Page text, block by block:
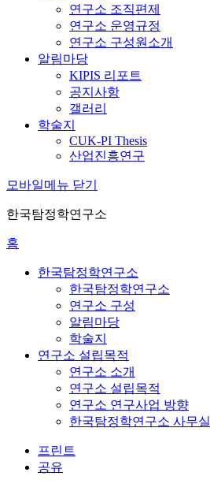
연구소 조직편제
연구소 운영규정
연구소 구성원소개
알림마당
KIPIS 리포트
공지사항
갤러리
학술지
CUK-PI Thesis
산업진흥연구
모바일메뉴 닫기
한국탐정학연구소
홈
한국탐정학연구소
한국탐정학연구소
연구소 구성
알림마당
학술지
연구소 설립목적
연구소 소개
연구소 설립목적
연구소 연구사업 방향
한국탐정학연구소 사무실
프린트
공유